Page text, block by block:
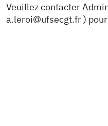
Veuillez contacter
a.leroi@ufsecgt.fr )